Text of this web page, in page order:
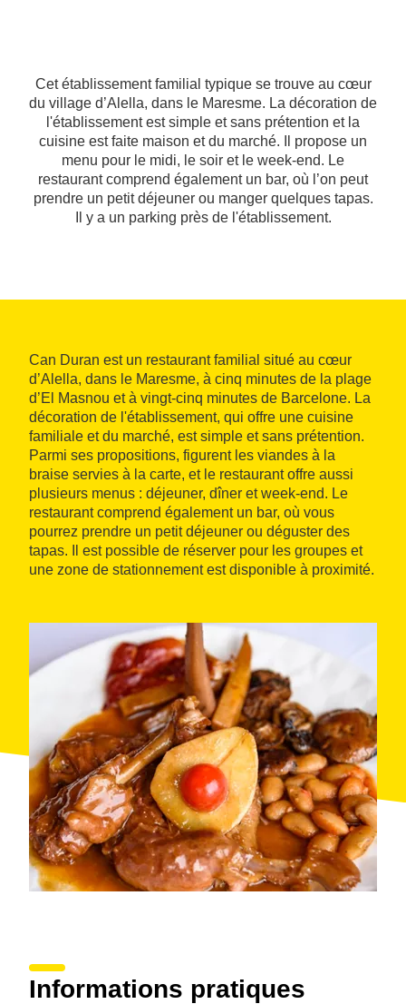
Cet établissement familial typique se trouve au cœur
du village d’Alella, dans le Maresme. La décoration de
l'établissement est simple et sans prétention et la
cuisine est faite maison et du marché. Il propose un
menu pour le midi, le soir et le week-end. Le
restaurant comprend également un bar, où l’on peut
prendre un petit déjeuner ou manger quelques tapas.
Il y a un parking près de l'établissement.
Can Duran est un restaurant familial situé au cœur
d’Alella, dans le Maresme, à cinq minutes de la plage
d’El Masnou et à vingt-cinq minutes de Barcelone. La
décoration de l'établissement, qui offre une cuisine
familiale et du marché, est simple et sans prétention.
Parmi ses propositions, figurent les viandes à la
braise servies à la carte, et le restaurant offre aussi
plusieurs menus : déjeuner, dîner et week-end. Le
restaurant comprend également un bar, où vous
pourrez prendre un petit déjeuner ou déguster des
tapas. Il est possible de réserver pour les groupes et
une zone de stationnement est disponible à proximité.
Informations pratiques